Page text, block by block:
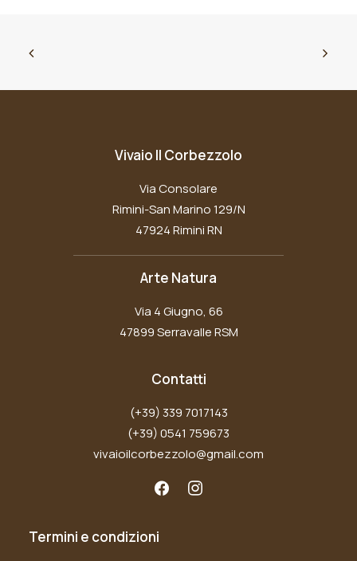
Vivaio Il Corbezzolo
Via Consolare
Rimini-San Marino 129/N
47924 Rimini RN
Arte Natura
Via 4 Giugno, 66
47899 Serravalle RSM
Contatti
(+39) 339 7017143
(+39) 0541 759673
vivaioilcorbezzolo@gmail.com
Termini e condizioni